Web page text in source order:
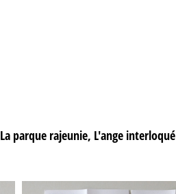
La parque rajeunie, L'ange interloqué